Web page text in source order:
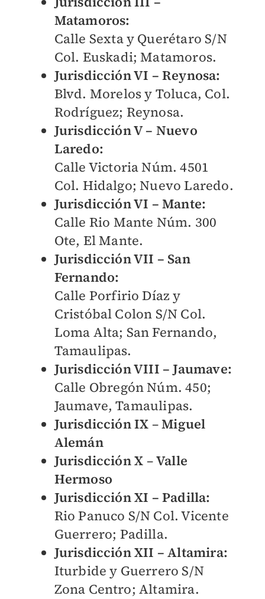
Matamoros:
Calle Sexta y Querétaro S/N
Col. Euskadi; Matamoros.
Jurisdicción VI – Reynosa:
Blvd. Morelos y Toluca, Col.
Rodríguez; Reynosa.
Jurisdicción V – Nuevo
Laredo:
Calle Victoria Núm. 4501
Col. Hidalgo; Nuevo Laredo.
Jurisdicción VI – Mante:
Calle Rio Mante Núm. 300
Ote, El Mante.
Jurisdicción VII – San
Fernando:
Calle Porfirio Díaz y
Cristóbal Colon S/N Col.
Loma Alta; San Fernando,
Tamaulipas.
Jurisdicción VIII – Jaumave:
Calle Obregón Núm. 450;
Jaumave, Tamaulipas.
Jurisdicción IX –Miguel
Alemán
Jurisdicción X –Valle
Hermoso
Jurisdicción XI – Padilla:
Rio Panuco S/N Col. Vicente
Guerrero; Padilla.
Jurisdicción XII – Altamira:
Iturbide y Guerrero S/N
Zona Centro; Altamira.